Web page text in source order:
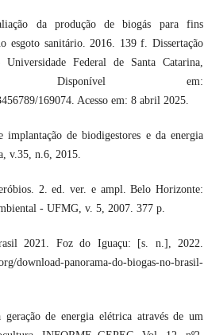
da produção de biogás para fins
esgoto sanitário. 2016. 139 f. Dissertação
Federal de Santa Catarina,
Disponível em:
169074. Acesso em: 8 abril 2025.
de biodigestores e da energia
v.35, n.6, 2015.
2. ed. ver. e ampl. Belo Horizonte:
- UFMG, v. 5, 2007. 377 p.
2021. Foz do Iguaçu: [s. n.], 2022.
download-panorama-do-biogas-no-brasil-
de energia elétrica através de um